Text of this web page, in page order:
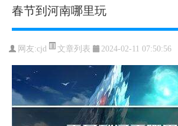
春节到河南哪里玩
网友:cjd 文章列表 2024-02-11 07:50:56